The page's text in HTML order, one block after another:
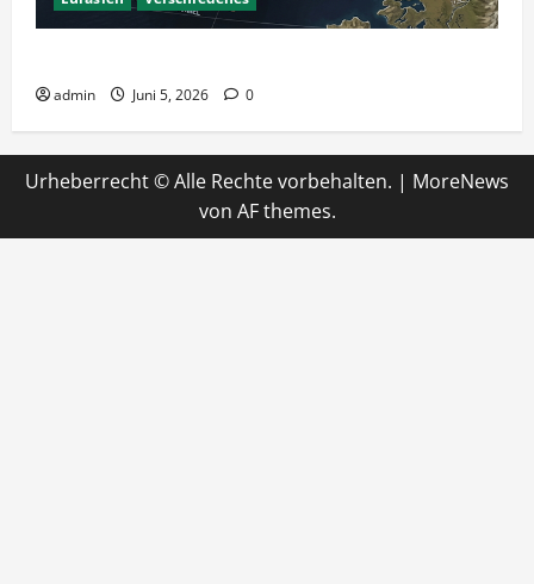
admin Juni 5, 2026 0
Urheberrecht © Alle Rechte vorbehalten. | MoreNews
von AF themes.